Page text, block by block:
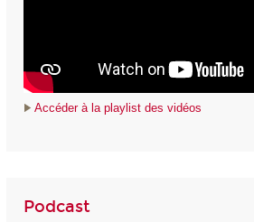
Accéder à la playlist des vidéos
Podcast